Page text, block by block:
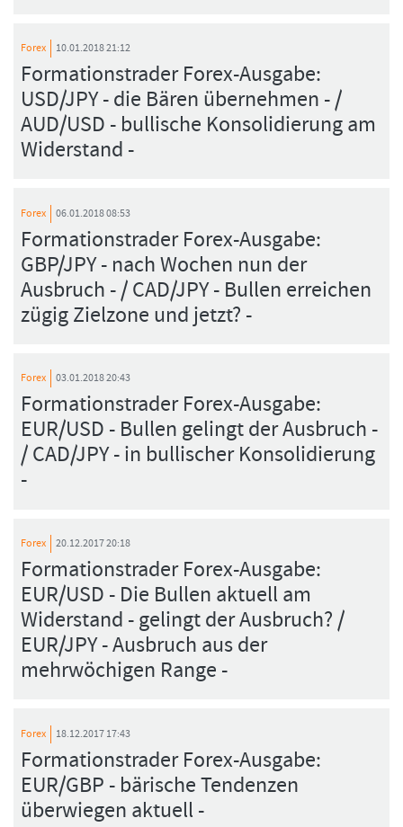
Forex 10.01.2018 21:12
Formationstrader Forex-Ausgabe:
USD/JPY - die Bären übernehmen - /
AUD/USD - bullische Konsolidierung am
Widerstand -
Forex 06.01.2018 08:53
Formationstrader Forex-Ausgabe:
GBP/JPY - nach Wochen nun der
Ausbruch - / CAD/JPY - Bullen erreichen
zügig Zielzone und jetzt? -
Forex 03.01.2018 20:43
Formationstrader Forex-Ausgabe:
EUR/USD - Bullen gelingt der Ausbruch -
/ CAD/JPY - in bullischer Konsolidierung
-
Forex 20.12.2017 20:18
Formationstrader Forex-Ausgabe:
EUR/USD - Die Bullen aktuell am
Widerstand - gelingt der Ausbruch? /
EUR/JPY - Ausbruch aus der
mehrwöchigen Range -
Forex 18.12.2017 17:43
Formationstrader Forex-Ausgabe:
EUR/GBP - bärische Tendenzen
überwiegen aktuell -